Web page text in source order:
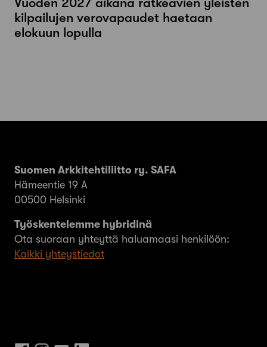
kilpailujen verovapaudet haetaan
elokuun lopulla
Suomen Arkkitehtiliitto ry. SAFA
Hämeentie 19 A
00500 Helsinki
Työskentelemme hybridinä
Ota suoraan yhteyttä haluamaasi henkilöön:
Kaikki yhteystiedot